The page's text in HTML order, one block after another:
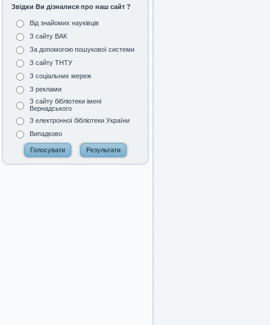
Звідки Ви дізналися про наш сайт ?
Від знайомих науківців
З сайту ВАК
За допомогою пошукової системи
З сайту ТНТУ
З соціальних мереж
З реклами
З сайту бібліотеки імені
Вернадського
З електронної бібліотеки України
Випадково